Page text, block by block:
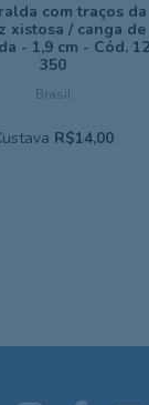
Brasil
com traços da
xistosa / canga de
- 1,9 cm - Cód.
350
R$14,00